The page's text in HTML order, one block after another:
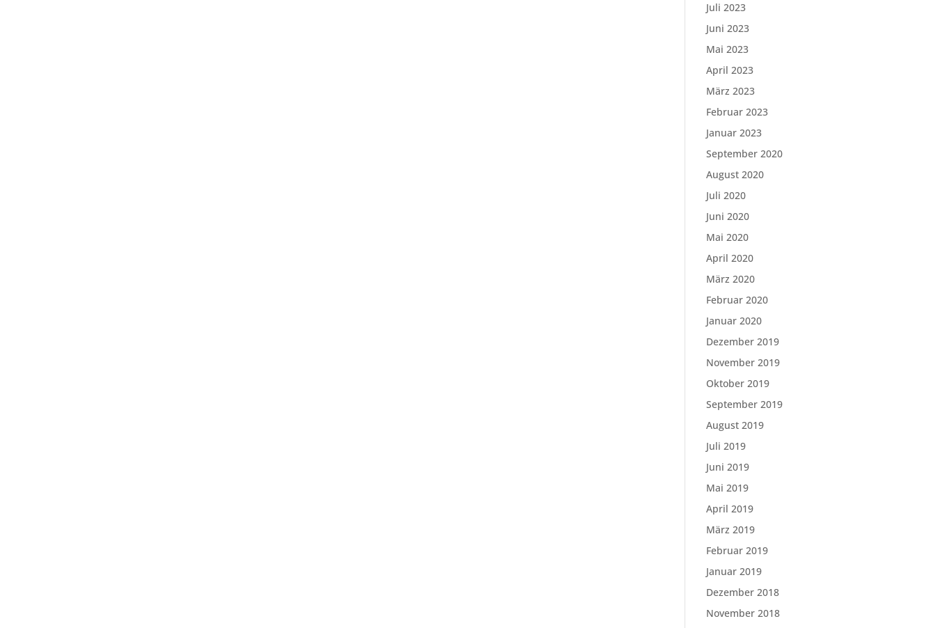
Juli 2023
Juni 2023
Mai 2023
April 2023
März 2023
Februar 2023
Januar 2023
September 2020
August 2020
Juli 2020
Juni 2020
Mai 2020
April 2020
März 2020
Februar 2020
Januar 2020
Dezember 2019
November 2019
Oktober 2019
September 2019
August 2019
Juli 2019
Juni 2019
Mai 2019
April 2019
März 2019
Februar 2019
Januar 2019
Dezember 2018
November 2018